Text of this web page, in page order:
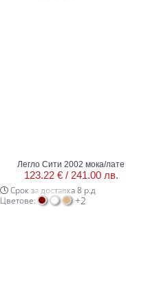
Легло Сити 2002 мока/лате
123.22 € / 241.00 лв.
Срок за доставка 8 р.д
Цветове:
+2